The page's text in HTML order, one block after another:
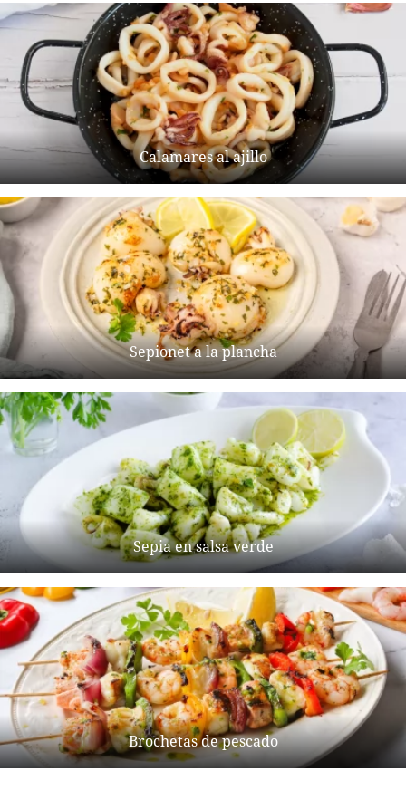
Calamares al ajillo
Sepionet a la plancha
Sepia en salsa verde
Brochetas de pescado